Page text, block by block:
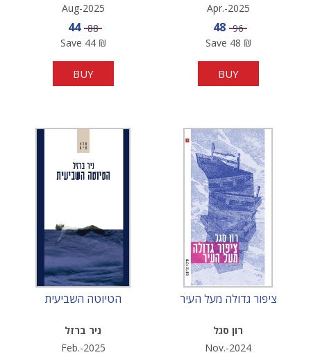
Aug-2025
Sale price
44 Price
88
Save 44₪
BUY
Apr.-2025
Sale price
48 Price
96
Save 48 ₪
BUY
הטיוטה השביעית
ניר ברזל
Feb.-2025
ציפור גדולה מעל העיר
רון סגל
Nov.-2024